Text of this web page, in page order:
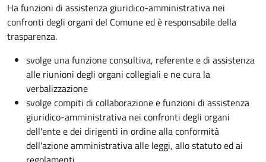
Ha funzioni di assistenza giuridico-amministrativa nei
confronti degli organi del Comune ed è responsabile della
trasparenza.
svolge una funzione consultiva, referente e di assistenza
alle riunioni degli organi collegiali e ne cura la
verbalizzazione
svolge compiti di collaborazione e funzioni di assistenza
giuridico-amministrativa nei confronti degli organi
dell'ente e dei dirigenti in ordine alla conformità
dell'azione amministrativa alle leggi, allo statuto ed ai